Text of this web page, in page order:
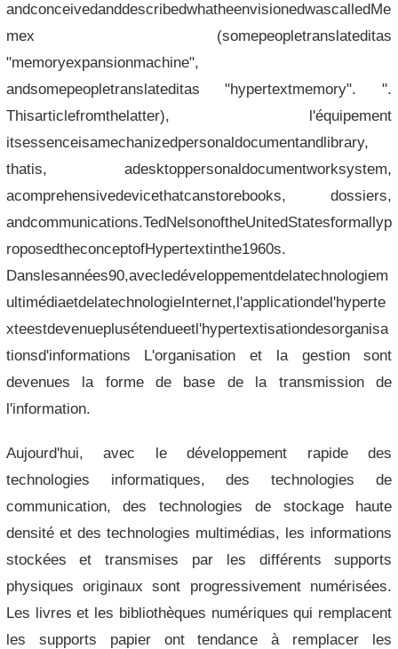
andconceivedanddescribedwhatheenvisionedwascalledMe
mex (somepeopletranslateditas
"memoryexpansionmachine",
andsomepeopletranslateditas "hypertextmemory". ".
Thisarticlefromthelatter), l'équipement
itsessenceisamechanizedpersonaldocumentandlibrary,
thatis, adesktoppersonaldocumentworksystem,
acomprehensivedevicethatcanstorebooks, dossiers,
andcommunications.TedNelsonoftheUnitedStatesformallyp
roposedtheconceptofHypertextinthe1960s.
Danslesannées90,avecledéveloppementdelatechnologiem
ultimédiaetdelatechnologieInternet,l'applicationdel'hyperte
xteestdevenueplusétendueetl'hypertextisationdesorganisa
tionsd'informations L'organisation et la gestion sont
devenues la forme de base de la transmission de
l'information.
Aujourd'hui, avec le développement rapide des
technologies informatiques, des technologies de
communication, des technologies de stockage haute
densité et des technologies multimédias, les informations
stockées et transmises par les différents supports
physiques originaux sont progressivement numérisées.
Les livres et les bibliothèques numériques qui remplacent
les supports papier ont tendance à remplacer les